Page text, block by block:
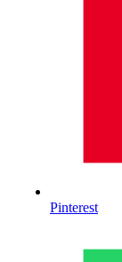
Pinterest